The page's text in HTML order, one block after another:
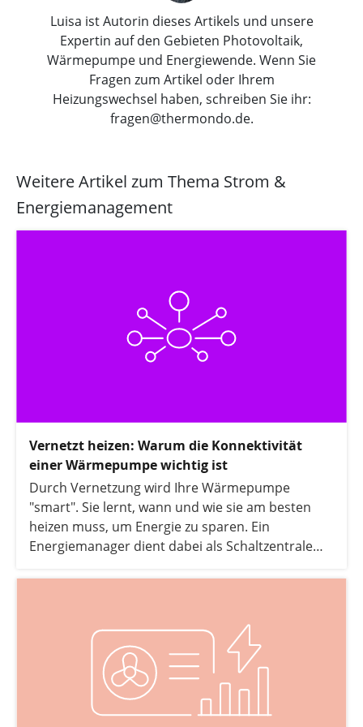
Luisa ist Autorin dieses Artikels und unsere
Expertin auf den Gebieten Photovoltaik,
Wärmepumpe und Energiewende. Wenn Sie
Fragen zum Artikel oder Ihrem
Heizungswechsel haben, schreiben Sie ihr:
fragen@thermondo.de.
Weitere Artikel zum Thema Strom &
Energiemanagement
Vernetzt heizen: Warum die Konnektivität
einer Wärmepumpe wichtig ist
Durch Vernetzung wird Ihre Wärmepumpe
"smart". Sie lernt, wann und wie sie am besten
heizen muss, um Energie zu sparen. Ein
Energiemanager dient dabei als Schaltzentrale
Photovoltaik, dem Stromnetz und anderen
sorgt dafür, dass Sie so viel wie möglich Ihren
eigenen Solarstrom verbrauchen. Bei einem
dynamischen Stromtarif wird außerdem
automatisch dann geheizt, wenn der Strom aus
dem Netz besonders billig ist. Durch das clevere
Zusammenspiel können Sie Ihre Heizkosten